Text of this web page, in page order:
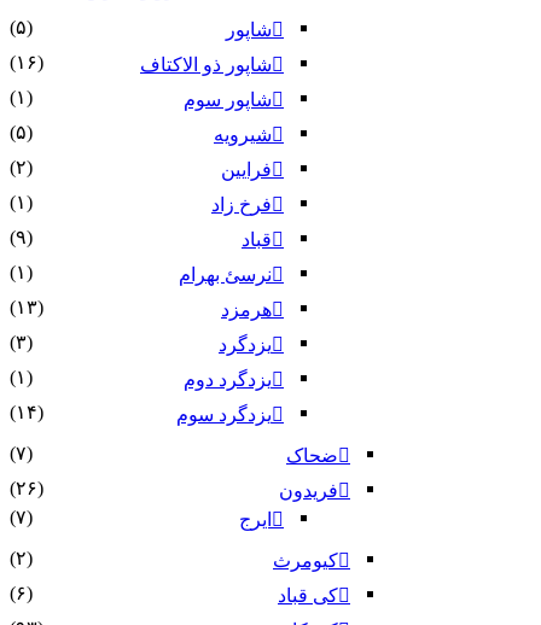
شاپور
(۵)
شاپور ذو الاکتاف
(۱۶)
شاپور سوم‏
(۱)
شیرویه
(۵)
فرایین
(۲)
فرخ زاد
(۱)
قباد
(۹)
نرسئ بهرام‏
(۱)
هرمزد
(۱۳)
یزدگرد
(۳)
یزدگرد دوم
(۱)
یزدگرد سوم
(۱۴)
ضحاک
(۷)
فریدون
(۲۶)
ایرج
(۷)
کیومرث
(۲)
کی قباد
(۶)